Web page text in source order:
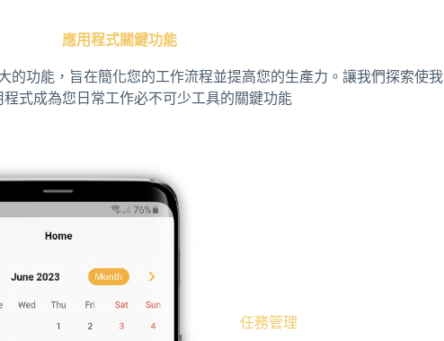
應用程式關鍵功能
的功能，旨在簡化您的工作流程並提高您的生產力。讓我們探索使我
程式成為您日常工作必不可少工具的關鍵功能
任務管理